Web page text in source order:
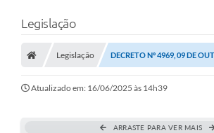
Principal
Nossa Cidade
Secretarias
Legislação
Legislação DECRETO Nº 4969, 09 DE
Atualizado em: 16/06/2025 às 14h39
ARRASTE PARA VER MAIS